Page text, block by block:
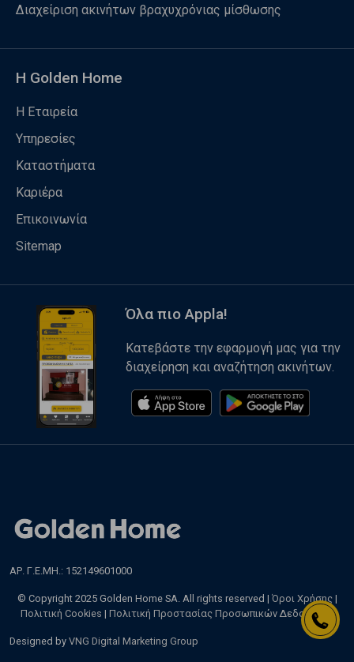
Διαχείριση ακινήτων βραχυχρόνιας μίσθωσης
Η Golden Home
Η Εταιρεία
Υπηρεσίες
Καταστήματα
Καριέρα
Επικοινωνία
Sitemap
Όλα πιο Appla!
Κατεβάστε την εφαρμογή μας για την
διαχείρηση και αναζήτηση ακινήτων.
ΑΡ. Γ.Ε.ΜΗ.: 152149601000
© Copyright 2025 Golden Home SA. All rights reserved | Όροι Χρήσης |
Πολιτική Cookies | Πολιτική Προστασίας Προσωπικών Δεδομένων
Designed by VNG Digital Marketing Group